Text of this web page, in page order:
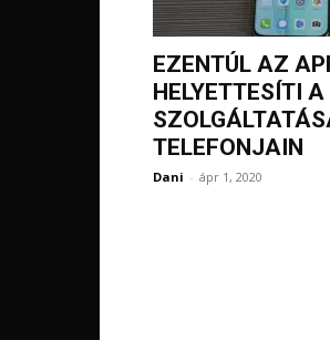
EZENTÚL AZ
HELYETTESÍTI A
TELEFONJAIN
Dani - ápr 1, 2020